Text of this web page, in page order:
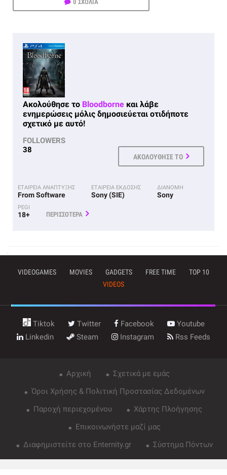
0 ΣΧΟΛΙΑ
Ακολούθησε το Bloodborne και λάβε
ενημερώσεις μόλις δημοσιεύεται οτιδήποτε
σχετικό με αυτό!
FOLLOWERS
38
ΑΚΟΛΟΥΘΗΣΕ ΤΟ
ΕΤΑΙΡΕΙΑ ΑΝΑΠΤΥΞΗΣ
From Software
ΕΤΑΙΡΕΙΑ ΕΚΔΟΣΗΣ
Sony (SIE)
ΔΙΑΝΟΜΗ
Sony
PEGI
18+ ΠΕΡΙΣΣΟΤΕΡΑ
VIDEOGAMES MOVIES GADGETS FREE TIME
TOP 10
VIDEOS
Tiktok Twitter Facebook
Youtube
Linkedin
Steam Instagram Rss Feeds
Αρχική
Σχετικά με εμάς
Όροι Χρήσης & Πολιτική Προστασίας Δεδομένων
Παροχή περιεχομένου
Χάρτης Πλοήγησης
Επικοινωνήστε μαζί μας
Διαφημιστείτε στο Enternity.gr
Σύστημα Πόντων